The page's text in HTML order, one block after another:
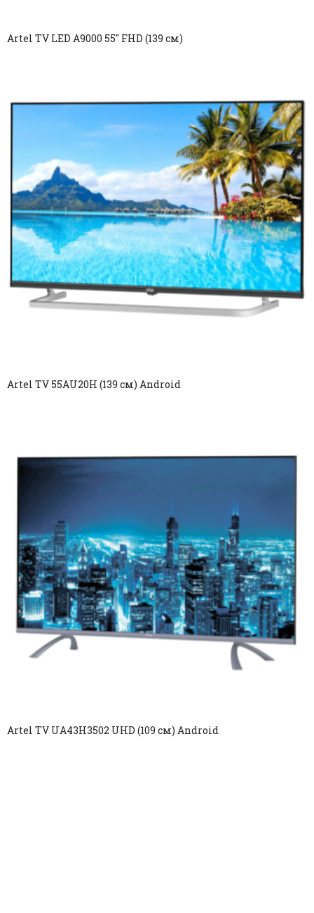
Artel TV LED A9000 55″ FHD (139 см)
Artel TV 55AU20H (139 см) Android
Artel TV UA43H3502 UHD (109 см) Android